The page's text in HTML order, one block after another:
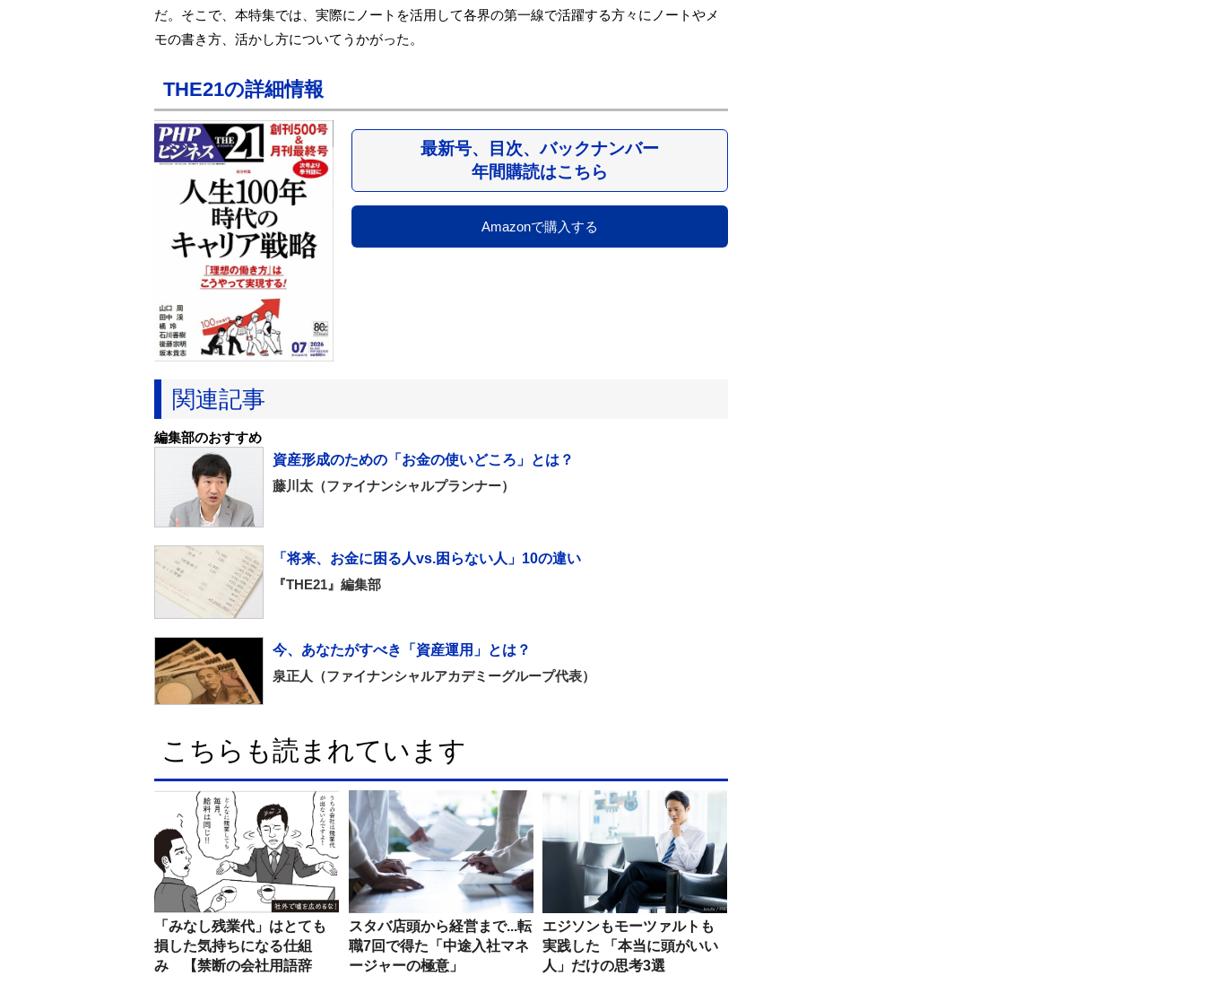
だ。そこで、本特集では、実際にノートを活用して各界の第一線で活躍する方々にノートやメ
モの書き方、活かし方についてうかがった。
THE21の詳細情報
最新号、目次、バックナンバー
年間購読はこちら
Amazonで購入する
関連記事
編集部のおすすめ
資産形成のための「お金の使いどころ」とは？
藤川太（ファイナンシャルプランナー）
「将来、お金に困る人vs.困らない人」10の違い
『THE21』編集部
今、あなたがすべき「資産運用」とは？
泉正人（ファイナンシャルアカデミーグループ代表）
こちらも読まれています
「みなし残業代」はとても
損した気持ちになる仕組
み 【禁断の会社用語辞
スタバ店頭から経営まで...転
職7回で得た「中途入社マネ
ージャーの極意」
エジソンもモーツァルトも
実践した 「本当に頭がいい
人」だけの思考3選